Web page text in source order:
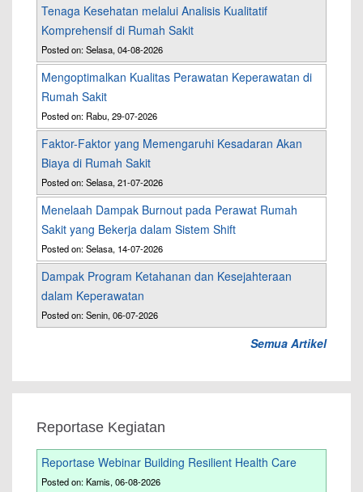
Tenaga Kesehatan melalui Analisis Kualitatif
Komprehensif di Rumah Sakit
Posted on: Selasa, 04-08-2026
Mengoptimalkan Kualitas Perawatan Keperawatan di
Rumah Sakit
Posted on: Rabu, 29-07-2026
Faktor-Faktor yang Memengaruhi Kesadaran Akan
Biaya di Rumah Sakit
Posted on: Selasa, 21-07-2026
Menelaah Dampak Burnout pada Perawat Rumah
Sakit yang Bekerja dalam Sistem Shift
Posted on: Selasa, 14-07-2026
Dampak Program Ketahanan dan Kesejahteraan
dalam Keperawatan
Posted on: Senin, 06-07-2026
Semua Artikel
Reportase Kegiatan
Reportase Webinar Building Resilient Health Care
Posted on: Kamis, 06-08-2026